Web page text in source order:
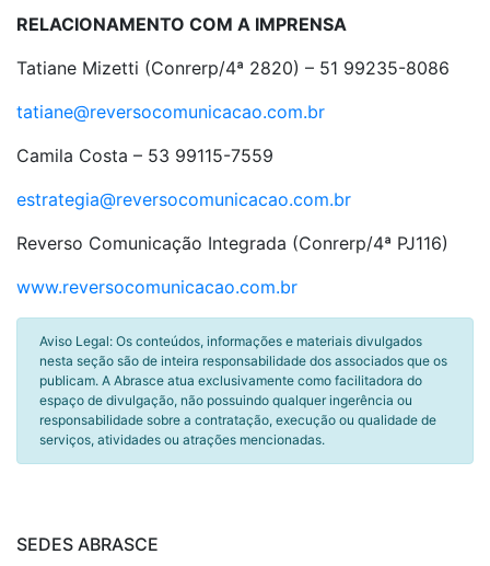
RELACIONAMENTO COM A IMPRENSA
Tatiane Mizetti (Conrerp/4ª 2820) – 51 99235-8086
tatiane@reversocomunicacao.com.br
Camila Costa – 53 99115-7559
estrategia@reversocomunicacao.com.br
Reverso Comunicação Integrada (Conrerp/4ª PJ116)
www.reversocomunicacao.com.br
Aviso Legal: Os conteúdos, informações e materiais divulgados
nesta seção são de inteira responsabilidade dos associados que os
publicam. A Abrasce atua exclusivamente como facilitadora do
espaço de divulgação, não possuindo qualquer ingerência ou
responsabilidade sobre a contratação, execução ou qualidade de
serviços, atividades ou atrações mencionadas.
SEDES ABRASCE